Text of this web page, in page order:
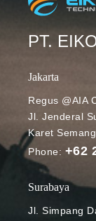
PT.
Jakarta
Regus @AIA
Jl. Jenderal
Karet
Phone: +62
Surabaya
Jl. Simpang